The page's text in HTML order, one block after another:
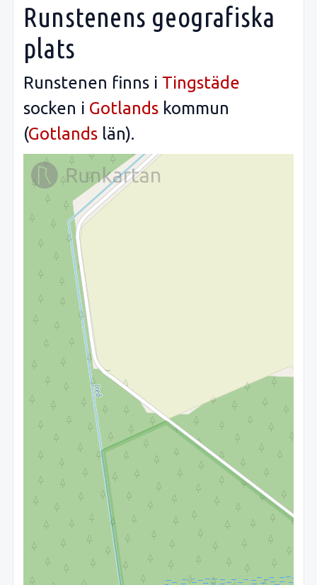
Runstenens geografiska
plats
Runstenen finns i Tingstäde
socken i Gotlands kommun
(Gotlands län).